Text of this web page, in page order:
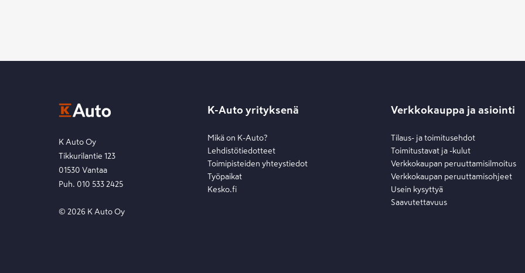
K Auto Oy
Tikkurilantie 123
01530 Vantaa
Puh. 010 533 2425
© 2026 K Auto Oy
K-Auto yrityksenä
Mikä on K-Auto?
Lehdistötiedotteet
Toimipisteiden yhteystiedot
Työpaikat
Kesko.fi
Verkkokauppa ja asiointi
Tilaus- ja toimitusehdot
Toimitustavat ja -kulut
Verkkokaupan peruuttamisilmoitus
Verkkokaupan peruuttamisohjeet
Usein kysyttyä
Saavutettavuus